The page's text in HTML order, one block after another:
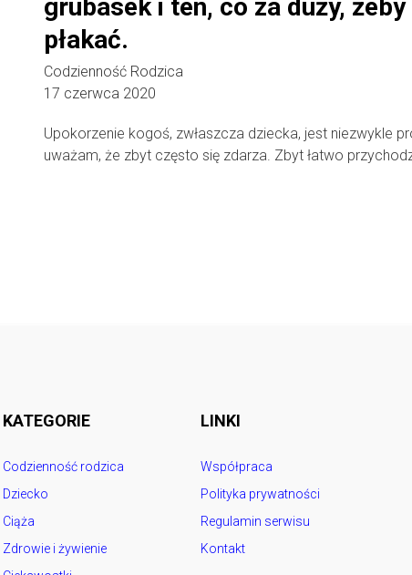
grubasek i ten, co za duży, żeby
płakać.
Codzienność Rodzica
17 czerwca 2020
Upokorzenie kogoś, zwłaszcza dziecka, jest niezwykle
uważam, że zbyt często się zdarza. Zbyt łatwo
KATEGORIE
Codzienność rodzica
Dziecko
Ciąża
Zdrowie i żywienie
LINKI
Współpraca
Polityka prywatności
Regulamin serwisu
Kontakt